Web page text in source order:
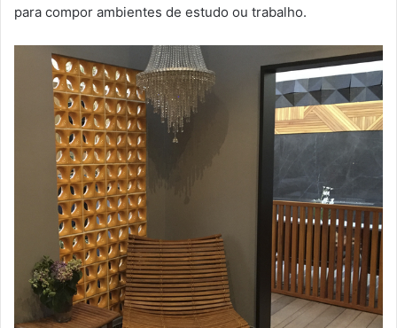
para compor ambientes de estudo ou trabalho.